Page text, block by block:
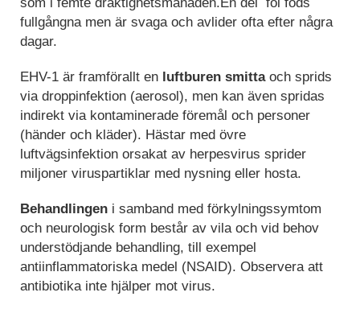
fullgångna men är svaga och avlider ofta efter några
dagar.
EHV-1 är framförallt en luftburen smitta och sprids
via droppinfektion (aerosol), men kan även spridas
indirekt via kontaminerade föremål och personer
(händer och kläder). Hästar med övre
luftvägsinfektion orsakat av herpesvirus sprider
miljoner viruspartiklar med nysning eller hosta.
Behandlingen i samband med förkylningssymtom
och neurologisk form består av vila och vid behov
understödjande behandling, till exempel
antiinflammatoriska medel (NSAID). Observera att
antibiotika inte hjälper mot virus.